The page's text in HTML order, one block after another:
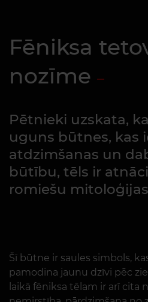
Fēniksa
nozīme
Pētnieki uzskata,
uguns būtnes, kas
atdzimšanas un
būtību, tēls ir
romiešu
Šī būtne ir saules simbols,
pamodina jaunu dzīvi pēc
laikā fēniksa tēlam ir arī cita